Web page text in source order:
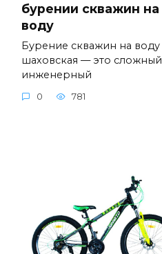
бурении скважин на
воду
Бурение скважин на воду
шаховская — это сложный
инженерный
0 781